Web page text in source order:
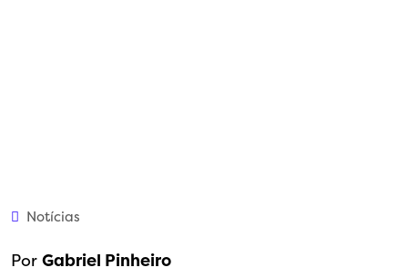
Notícias
Por Gabriel Pinheiro